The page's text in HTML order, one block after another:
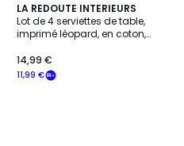
LA REDOUTE INTERIEURS
Lot de 4 serviettes de table,
imprimé léopard, en coton,
11,99 €
14,99 €